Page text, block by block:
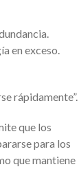
en exceso.
rápidamente”.
que los
para los
que mantiene